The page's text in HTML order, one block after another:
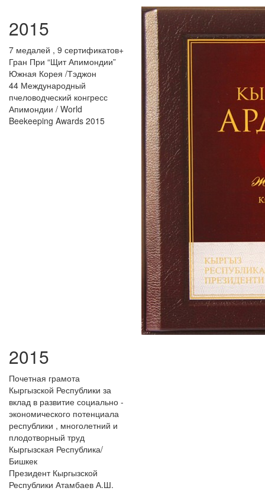
2015
7 медалей , 9 сертификатов+
Гран При “Щит Апимондии”
Южная Корея /Тэджон
44 Международный
пчеловодческий конгресс
Апимондии / World
Beekeeping Awards 2015
2015
Почетная грамота
Кыргызской Республики за
вклад в развитие социально -
экономического потенциала
республики , многолетний и
плодотворный труд
Кыргызская Республика/
Бишкек
Президент Кыргызской
Республики Атамбаев А.Ш.